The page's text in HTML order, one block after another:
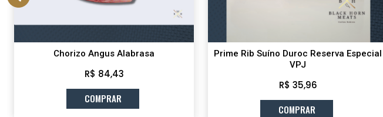
Chorizo Angus Alabrasa
R$ 84,43
COMPRAR
Prime Rib Suíno Duroc Reserva Especial
VPJ
R$ 35,96
COMPRAR